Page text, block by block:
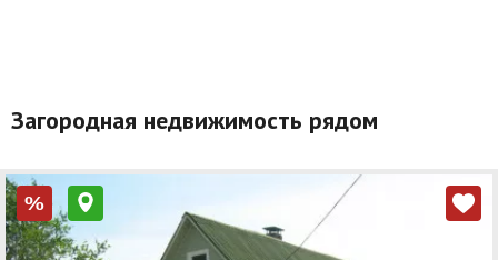
Загородная недвижимость рядом
%